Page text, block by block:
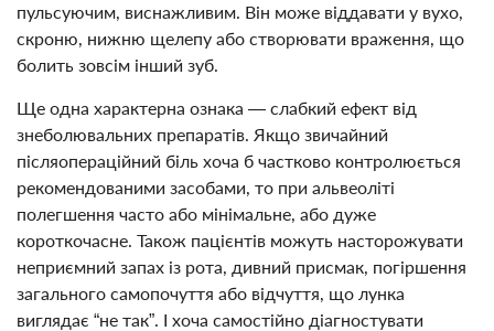
пульсуючим, виснажливим. Він може віддавати у вухо,
скроню, нижню щелепу або створювати враження, що
болить зовсім інший зуб.
Ще одна характерна ознака — слабкий ефект від
знеболювальних препаратів. Якщо звичайний
післяопераційний біль хоча б частково контролюється
рекомендованими засобами, то при альвеоліті
полегшення часто або мінімальне, або дуже
короткочасне. Також пацієнтів можуть насторожувати
неприємний запах із рота, дивний присмак, погіршення
загального самопочуття або відчуття, що лунка
виглядає “не так”. І хоча самостійно діагностувати